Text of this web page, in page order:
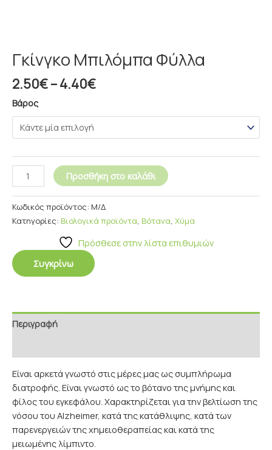
Γκίνγκο Μπιλόμπα Φύλλα
2.50€–4.40€
Βάρος
Προσθήκη στο καλάθι
Κωδικός προϊόντος: Μ/Δ
Κατηγορίες: Βιολογικά προϊόντα, Βότανα, Χύμα
Πρόσθεσε στην λίστα επιθυμιών
Συγκρίνω
Περιγραφή
Eίναι αρκετά γνωστό στις μέρες μας ως συμπλήρωμα
διατροφής. Είναι γνωστό ως το βότανο της μνήμης και
φίλος του εγκεφάλου. Χαρακτηρίζεται για την βελτίωση της
νόσου του Alzheimer, κατά της κατάθλιψης, κατά των
παρενεργειών της χημειοθεραπείας και κατά της
μειωμένης λίμπιντο.